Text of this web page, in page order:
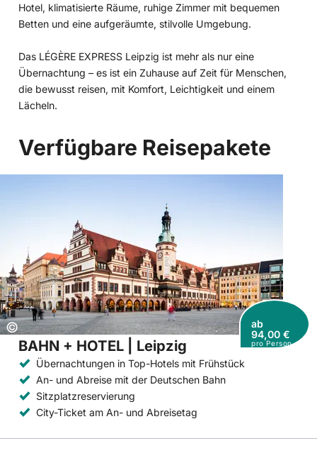
Hotel, klimatisierte Räume, ruhige Zimmer mit bequemen
Betten und eine aufgeräumte, stilvolle Umgebung.
Das LÉGÈRE EXPRESS Leipzig ist mehr als nur eine
Übernachtung – es ist ein Zuhause auf Zeit für Menschen,
die bewusst reisen, mit Komfort, Leichtigkeit und einem
Lächeln.
Verfügbare Reisepakete
Copyright:
©
ab
94,00 €
pro Person
BAHN + HOTEL | Leipzig
Übernachtungen in Top-Hotels mit Frühstück
An- und Abreise mit der Deutschen Bahn
Sitzplatzreservierung
City-Ticket am An- und Abreisetag